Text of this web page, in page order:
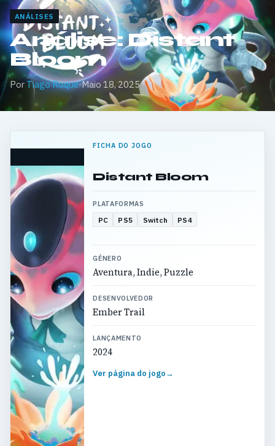
ANÁLISES
Análise: Distant
Bloom
PorTiago Roque·Maio 18, 2025
FICHA DO JOGO
Distant Bloom
PLATAFORMAS
PC PS5 Switch PS4
GÉNERO
Aventura, Indie, Puzzle
DESENVOLVEDOR
Ember Trail
LANÇAMENTO
2024
Ver página do jogo→